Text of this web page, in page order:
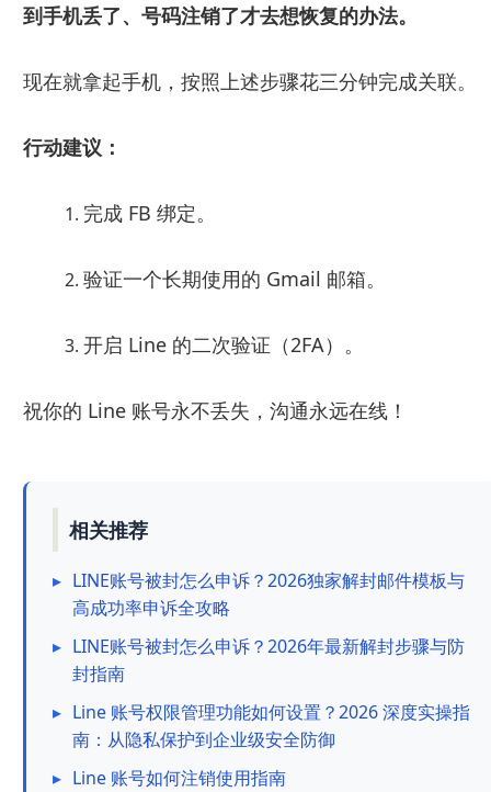
到手机丢了、号码注销了才去想恢复的办法。
现在就拿起手机，按照上述步骤花三分钟完成关联。
行动建议：
完成 FB 绑定。
验证一个长期使用的 Gmail 邮箱。
开启 Line 的二次验证（2FA）。
祝你的 Line 账号永不丢失，沟通永远在线！
相关推荐
▸ LINE账号被封怎么申诉？2026独家解封邮件模板与
高成功率申诉全攻略
▸ LINE账号被封怎么申诉？2026年最新解封步骤与防
封指南
▸ Line 账号权限管理功能如何设置？2026 深度实操指
南：从隐私保护到企业级安全防御
▸ Line 账号如何注销使用指南